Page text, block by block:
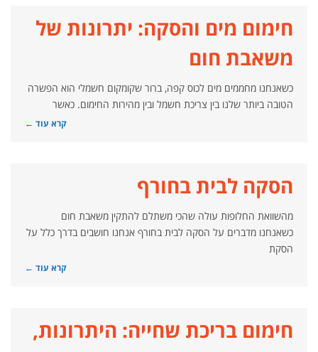
חימום מים והסקה: יתרונות של
משאבת חום
כשאנחנו מחממים מים לכוס קפה, ברור שקומקום חשמלי הוא הפשרה
הטובה ביותר שלנו בין צריכת חשמל ובין מהירות החימום. כאשר
קרא עוד ←
הסקה לבית בחורף
מהשוואת החלופות עולה שהכי משתלם להתקין משאבת חום
כשאנחנו מדברים על הסקה לבית בחורף אנחנו חושבים בדרך כלל על
הסקת
קרא עוד ←
חימום בריכת שחייה: היתרונות,